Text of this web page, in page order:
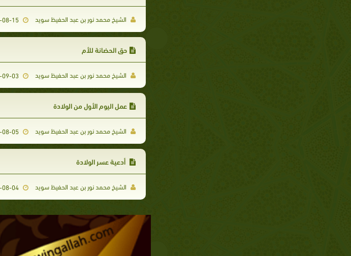
الشيخ محمد نور بن عبد الحفيظ سويد
حق الحضانة للأم
الشيخ محمد نور بن عبد الحفيظ سويد
عمل اليوم الأول من الولادة
الشيخ محمد نور بن عبد الحفيظ سويد
أدعية عسر الولادة
الشيخ محمد نور بن عبد الحفيظ سويد